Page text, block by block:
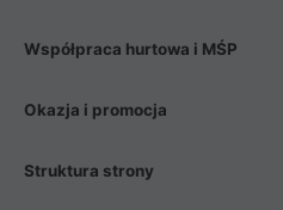
Współpraca hurtowa i MŚP
Okazja i promocja
Struktura strony